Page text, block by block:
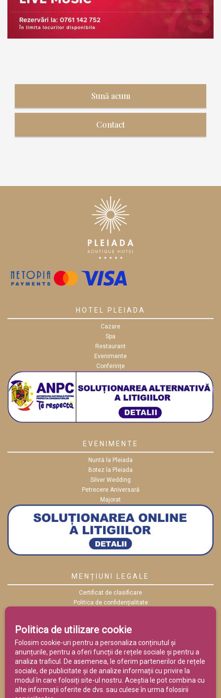
Sună acum
Contact
HOTEL PLEIADA
Cazare
Spa
Restaurant
Evenimente
Conferințe
EVENIMENTE
Nuntă la Pleiada
Botez la Pleiada
Silver Wedding
Petrecere Aniversară
Majorat
MENȚIUNI LEGALE
Certificat de clasificare
Politica de confidențialitate
Termeni și condiții
Politica de utilizare cookie
Folosim cookie-uri pentru a personaliza conținutul și
anunțurile, pentru a oferi funcții de rețele sociale și pentru a
analiza traficul. De asemenea, le oferim partenerilor de rețele
sociale, de publicitate și de analize informații cu privire la
modul în care folosiți site-ul nostru. Aceștia le pot combina cu
alte informații oferite de dvs. sau culese în urma folosirii